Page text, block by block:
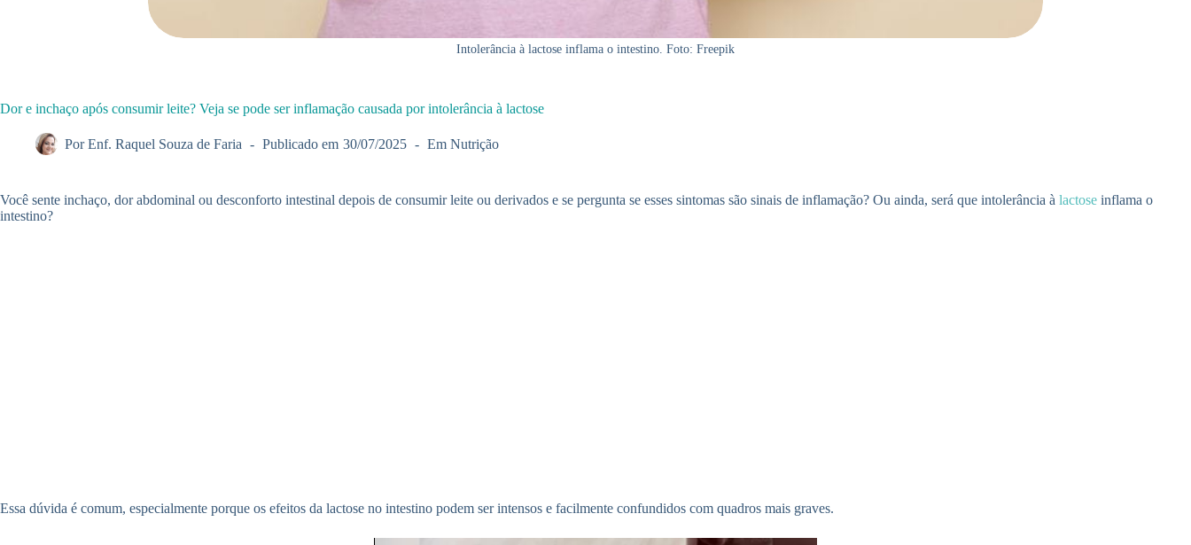
Intolerância à lactose inflama o intestino. Foto: Freepik
Dor e inchaço após consumir leite? Veja se pode ser inflamação causada por intolerância à lactose
Por Enf. Raquel Souza de Faria Publicado em 30/07/2025 Em Nutrição
Você sente inchaço, dor abdominal ou desconforto intestinal depois de consumir leite ou derivados e se pergunta se esses sintomas são sinais de inflamação? Ou ainda, será que intolerância à lactose inflama o
intestino?
Essa dúvida é comum, especialmente porque os efeitos da lactose no intestino podem ser intensos e facilmente confundidos com quadros mais graves.